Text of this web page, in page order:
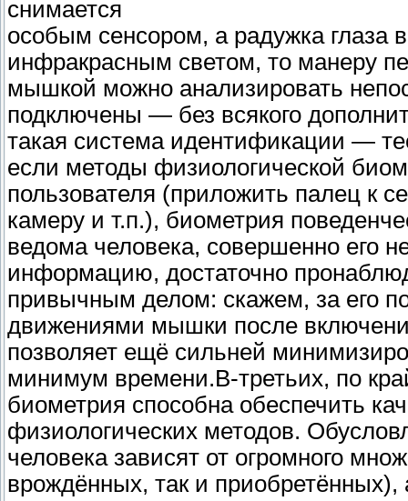
снимается
особым сенсором, а радужка глаза
инфракрасным светом, то манеру
мышкой можно анализировать
подключены — без всякого
такая система идентификации —
если методы физиологической
пользователя (приложить палец к
камеру и т.п.), биометрия
ведома человека, совершенно его
информацию, достаточно
привычным делом: скажем, за его
движениями мышки после
позволяет ещё сильней
минимум времени.В-третьих, по
биометрия способна обеспечить
физиологических методов.
человека зависят от огромного
врождённых, так и